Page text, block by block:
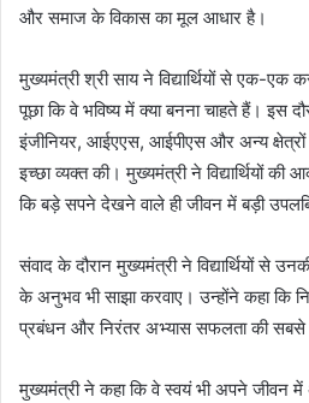
और समाज के विकास का मूल आधार है।
मुख्यमंत्री श्री साय ने विद्यार्थियों से एक-एक
पूछा कि वे भविष्य में क्या बनना चाहते हैं। इस
इंजीनियर, आईएएस, आईपीएस और अन्य
इच्छा व्यक्त की। मुख्यमंत्री ने विद्यार्थियों की
कि बड़े सपने देखने वाले ही जीवन में बड़ी
संवाद के दौरान मुख्यमंत्री ने विद्यार्थियों से
के अनुभव भी साझा करवाए। उन्होंने कहा कि
प्रबंधन और निरंतर अभ्यास सफलता की सबसे
मुख्यमंत्री ने कहा कि वे स्वयं भी अपने जीवन में